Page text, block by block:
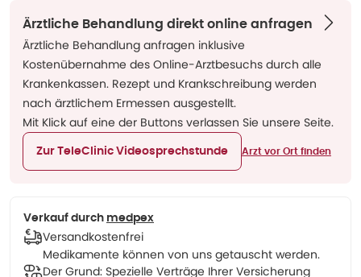
Ärztliche Behandlung direkt online anfragen
Ärztliche Behandlung anfragen inklusive
Kostenübernahme des Online-Arztbesuchs durch alle
Krankenkassen. Rezept und Krankschreibung werden
nach ärztlichem Ermessen ausgestellt.
Mit Klick auf eine der Buttons verlassen Sie unsere Seite.
Zur TeleClinic Videosprechstunde Arzt vor Ort finden
Verkauf durch medpex
Versandkostenfrei
Medikamente können von uns getauscht werden.
Der Grund: Spezielle Verträge Ihrer Versicherung